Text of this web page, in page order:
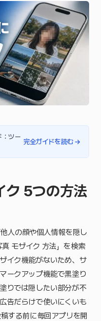
：ツー
完全ガイドを読む →
ク 5つの方法
人の顔や個人情報を隠し
モザイク 方法」を検索
イク機能がないため、サ
ークアップ機能で黒塗り
りでは隠したい部分が不
告だらけで使いにくいも
する前に毎回アプリを開